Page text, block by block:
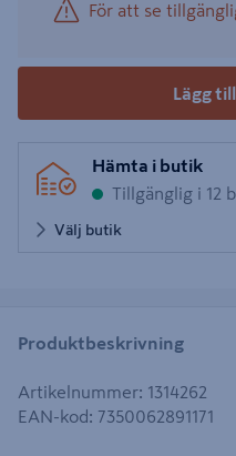
För att se
Lägg
Hämta i butik
Tillgänglig i 12
Välj butik
Produktbeskrivning
Artikelnummer: 1314262
EAN-kod: 7350062891171